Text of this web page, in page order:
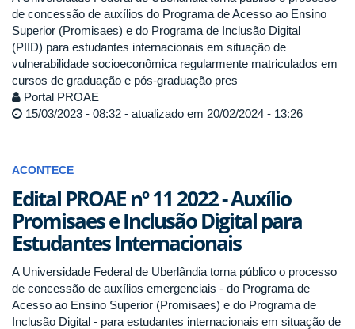
de concessão de auxílios do Programa de Acesso ao Ensino
Superior (Promisaes) e do Programa de Inclusão Digital
(PIID) para estudantes internacionais em situação de
vulnerabilidade socioeconômica regularmente matriculados em
cursos de graduação e pós-graduação pres
Portal PROAE
15/03/2023 - 08:32 - atualizado em 20/02/2024 - 13:26
ACONTECE
Edital PROAE nº 11 2022 - Auxílio
Promisaes e Inclusão Digital para
Estudantes Internacionais
A Universidade Federal de Uberlândia torna público o processo
de concessão de auxílios emergenciais - do Programa de
Acesso ao Ensino Superior (Promisaes) e do Programa de
Inclusão Digital - para estudantes internacionais em situação de